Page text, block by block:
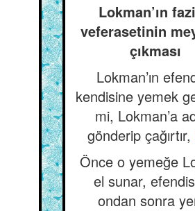
Lokman’ın
veferasetinin
çıkması
Lokman’ın
kendisine yemek
mi, Lokman’a
gönderip çağırtır,
Önce o yemeğe
el sunar,
ondan sonra